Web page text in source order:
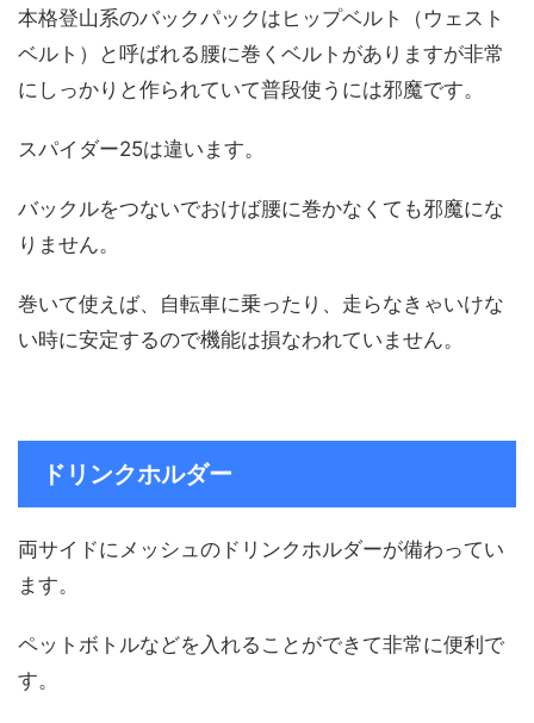
本格登山系のバックパックはヒップベルト（ウェスト
ベルト）と呼ばれる腰に巻くベルトがありますが非常
にしっかりと作られていて普段使うには邪魔です。
スパイダー25は違います。
バックルをつないでおけば腰に巻かなくても邪魔にな
りません。
巻いて使えば、自転車に乗ったり、走らなきゃいけな
い時に安定するので機能は損なわれていません。
ドリンクホルダー
両サイドにメッシュのドリンクホルダーが備わってい
ます。
ペットボトルなどを入れることができて非常に便利で
す。